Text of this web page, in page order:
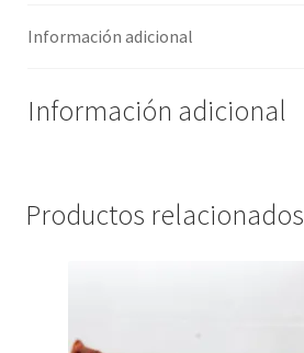
Información adicional
Información adicional
Productos relacionados